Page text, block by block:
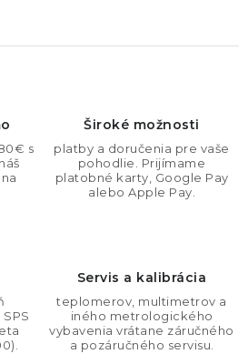
s
Široké možnosti
platby a doručenia pre vaše
pohodlie. Prijímame
platobné karty, Google Pay
alebo Apple Pay.
Servis a kalibrácia
teplomerov, multimetrov a
iného metrologického
vybavenia vrátane záručného
a pozáručného servisu.